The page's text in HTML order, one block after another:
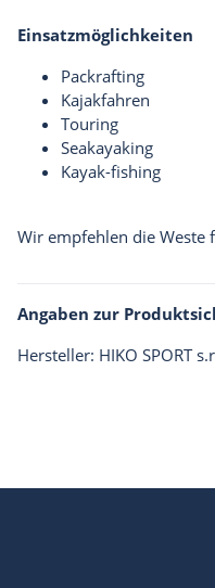
Einsatzmöglichkeiten
Packrafting
Kajakfahren
Touring
Seakayaking
Kayak-fishing
Wir empfehlen die Weste
Angaben zur
Hersteller: HIKO SPORT